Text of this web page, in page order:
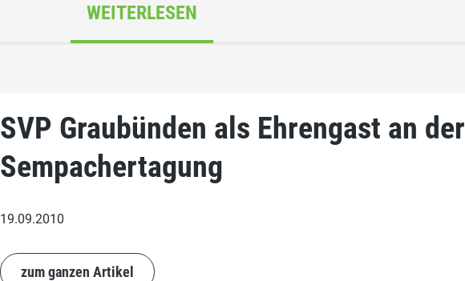
WEITERLESEN
SVP Graubünden als Ehrengast an der
Sempachertagung
19.09.2010
zum ganzen Artikel